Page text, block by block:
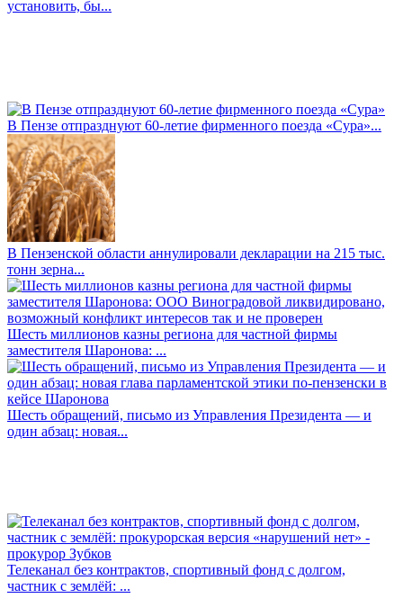
установить, бы...
В Пензе отпразднуют 60-летие фирменного поезда «Сура»...
В Пензенской области аннулировали декларации на 215 тыс.
тонн зерна...
Шесть миллионов казны региона для частной фирмы
заместителя Шаронова: ...
Шесть обращений, письмо из Управления Президента — и
один абзац: новая...
Телеканал без контрактов, спортивный фонд с долгом,
частник с землёй: ...